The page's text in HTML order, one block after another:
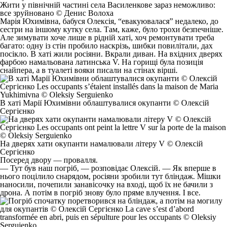
Жити у північній частині села Василенкове зараз неможливо:
все зруйновано © Денис Волоха
Марія Юхимівна, бабуся Олексія, “евакуювалася” недалеко, до
сестри на іншому кутку села. Там, каже, було трохи безпечніше.
Але зимувати хоче лише в рідній хаті, хоч ремонтувати треба
багато: одну із стін пробило наскрізь, шибки повилітали, дах
посікло. В хаті жили росіяни. Вкрали диван. На вхідних дверях
фарбою намальована латинська V. На горищі була позиція
снайпера, а в туалеті вояки писали на стінах вірші.
В хаті Марії Юхимівни облаштувалися окупанти © Олексій
Сергієнко
На дверях хати окупанти намалювали літеру V © Олексій
Сергієнко
Посеред двору — провалля.
— Тут був наш погріб, — розповідає Олексій. — Як вперше в
нього поцілило снарядом, росіяни зробили тут бліндаж. Мішки
наносили, почепили занавісочку на вході, щоб їх не бачили з
дрона. А потім в погріб знову було пряме влучення. І все.